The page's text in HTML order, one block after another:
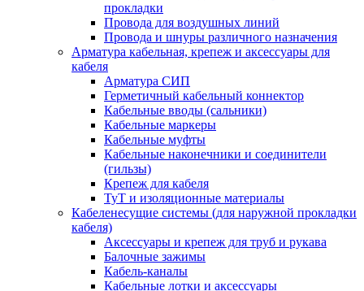
прокладки
Провода для воздушных линий
Провода и шнуры различного назначения
Арматура кабельная, крепеж и аксессуары для
кабеля
Арматура СИП
Герметичный кабельный коннектор
Кабельные вводы (сальники)
Кабельные маркеры
Кабельные муфты
Кабельные наконечники и соединители
(гильзы)
Крепеж для кабеля
ТуТ и изоляционные материалы
Кабеленесущие системы (для наружной прокладки
кабеля)
Аксессуары и крепеж для труб и рукава
Балочные зажимы
Кабель-каналы
Кабельные лотки и аксессуары